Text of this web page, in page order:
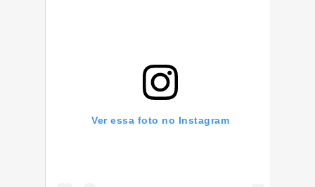
Ver essa foto no Instagram